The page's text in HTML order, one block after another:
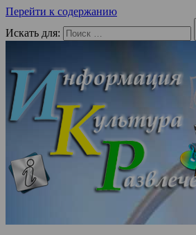
Перейти к содержанию
Искать для: